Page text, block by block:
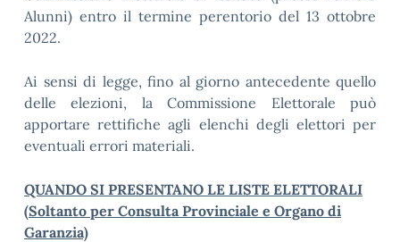
Alunni) entro il termine perentorio del 13 ottobre
2022.
Ai sensi di legge, fino al giorno antecedente quello
delle elezioni, la Commissione Elettorale può
apportare rettifiche agli elenchi degli elettori per
eventuali errori materiali.
QUANDO SI PRESENTANO LE LISTE ELETTORALI
(Soltanto per Consulta Provinciale e Organo di
Garanzia)